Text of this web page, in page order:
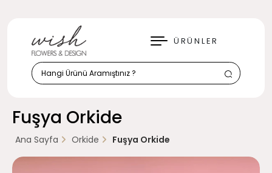
ÜRÜNLER
KAPAT
Fuşya Orkide
Ana Sayfa Orkide Fuşya Orkide